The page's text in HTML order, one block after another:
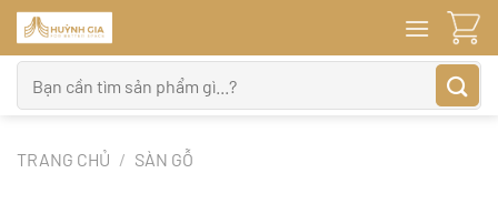
Bỏ
qua
nội
dung
kiếm:
TRANG CHỦ / SÀN GỖ